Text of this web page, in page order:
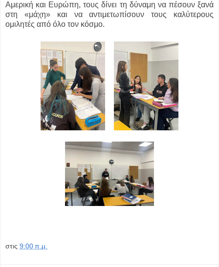
Αμερική και Ευρώπη, τους δίνει τη δύναμη να πέσουν ξανά
στη «μάχη» και να αντιμετωπίσουν τους καλύτερους
ομιλητές από όλο τον κόσμο.
στις 9:00 π.μ.